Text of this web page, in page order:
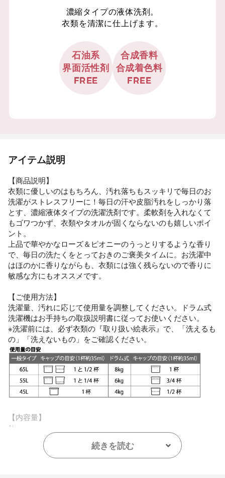
濃縮タイプの液体洗剤。
衣類を清潔に仕上げます。
石油系
界面活性剤
FREE
合成香料
合成着色料
FREE
アイテム説明
【商品説明】
衣類に優しいのはもちろん、汚れ落ちもスッキリで毎日のお
洗濯がストレスフリーに！毎日の汗や皮脂汚れをしっかり落
とす、濃縮液体タイプの洗濯洗剤です。柔軟剤を入れなくて
もゴワつかず、衣類やタオルが固くならないのも嬉しいポイ
ント。
上品で華やかなローズ＆ピオニーのうっとりするような香り
で、毎日の洗たくをとっておきのご褒美タイムに。お洗濯中
はほのかに香りながらも、衣類には強く残らないので香りに
敏感な方にもオススメです。
【ご使用方法】
洗濯量、汚れに応じて使用量を調整してください。ドラム式
洗濯機はお手持ちの取扱説明書に従ってお使いください。
※洗濯前には、必ず衣類の『取り扱い絵表示』で、「洗えるも
の」「洗えないもの」をご確認ください。
【内容量】
1L
【容器サイズ】
H265×W109×D58mm
続きを読む